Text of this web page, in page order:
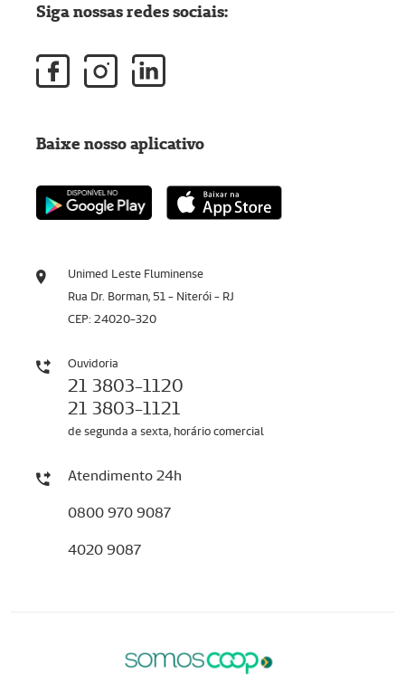
Unimed Leste Fluminense
Rua Dr. Borman, 51 - Niterói - RJ
CEP: 24020-320
Ouvidoria
21 3803-1120
21 3803-1121
de segunda a sexta, horário comercial
Atendimento 24h
0800 970 9087
4020 9087
Siga nossas redes sociais:
Baixe nosso aplicativo